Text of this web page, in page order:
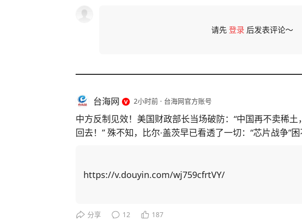
请先登录 后发表评论～
台海网 2小时前 · 台海网官方账号
中方反制见效！美国财政部长当场破防：“中国再不卖稀
回去！” 殊不知，比尔·盖茨早已看透了一切：“芯片战争”
博弈找筹码，居然把矛头指向了中国留学生身上！ 美国以中国留学生为筹码，施压中
更加激发中国的爆发力！ 举例，CNN主持人曾询问科技禁令是否 “以一种奇怪的方式
https://v.douyin.com/wj759cfrtVY/
分享 12 187